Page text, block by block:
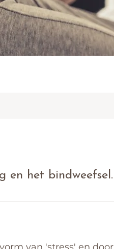
en het bindweefsel.